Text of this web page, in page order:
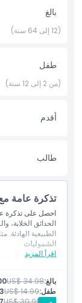
يقدم مركز البستنة
لنيويورك مصنوعًا
الطبيعي في
زيارتها على مدار العام.
الاستثناءات
ساعات العمل
ما يجب معرفته
بالغ
(12 إلى 64 سنة)
طفل
(من 2 إلى 12 سنة)
أقدم
طالب
تذكرة عامة
الحدائق الخلابة،
الطبيعية الهادئة.
اقرأ المزيد
الشموليات
الوصول إلى
الوصول إلى روك
جولة ترام حديقة
الوصول إلى أكثر من ٥٠ حديقة
بالغ:US$ 34.98
طفل:US$ 14.99